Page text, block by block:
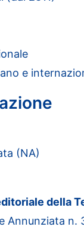
e
(NA)
della
Annunziata n.